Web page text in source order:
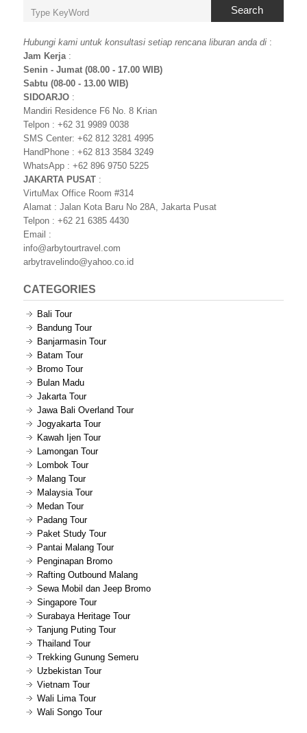
Search
Hubungi kami untuk konsultasi setiap rencana liburan anda di :
Jam Kerja:
Senin - Jumat (08.00 - 17.00 WIB)
Sabtu (08-00 - 13.00 WIB)
SIDOARJO :
Mandiri Residence F6 No. 8 Krian
Telpon : +62 31 9989 0038
SMS Center: +62 812 3281 4995
HandPhone : +62 813 3584 3249
WhatsApp : +62 896 9750 5225
JAKARTA PUSAT :
VirtuMax Office Room #314
Alamat : Jalan Kota Baru No 28A, Jakarta Pusat
Telpon : +62 21 6385 4430
Email :
info@arbytourtravel.com
arbytravelindo@yahoo.co.id
CATEGORIES
Bali Tour
Bandung Tour
Banjarmasin Tour
Batam Tour
Bromo Tour
Bulan Madu
Jakarta Tour
Jawa Bali Overland Tour
Jogyakarta Tour
Kawah Ijen Tour
Lamongan Tour
Lombok Tour
Malang Tour
Malaysia Tour
Medan Tour
Padang Tour
Paket Study Tour
Pantai Malang Tour
Penginapan Bromo
Rafting Outbound Malang
Sewa Mobil dan Jeep Bromo
Singapore Tour
Surabaya Heritage Tour
Tanjung Puting Tour
Thailand Tour
Trekking Gunung Semeru
Uzbekistan Tour
Vietnam Tour
Wali Lima Tour
Wali Songo Tour